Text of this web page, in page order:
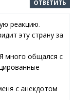
ОТВЕТИТЬ
реакцию.
эту страну за
много общался с
с анекдотом